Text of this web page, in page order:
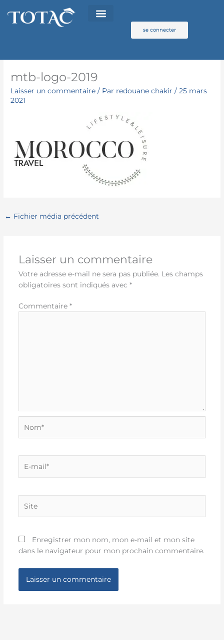
au
se connecter
mtb-logo-2019
Laisser un commentaire / Par redouane chakir/25 mars
2021
← Fichier média précédent
Laisser un commentaire
Votre adresse e-mail ne sera pas publiée. Les champs
obligatoires sont indiqués avec *
Commentaire *
mail*
Enregistrer mon nom, mon e-mail et mon site
dans le navigateur pour mon prochain commentaire.